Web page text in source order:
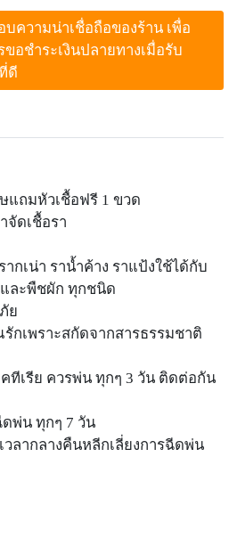
ความน่าเชื่อถือของร้าน เพื่อ
อชำระเงินปลายทางเมื่อรับ
ดี
แถมหัวเชื้อฟรี 1 ขวด
จัดเชื้อรา
กเน่า ราน้ำค้าง ราแป้งใช้ได้กับ
ละพืชผัก ทุกชนิด
ย
เพราะสกัดจากสารธรรมชาติ
ทีเรีย ควรพ่น ทุกๆ 3 วัน ติดต่อกัน
ดพ่น ทุกๆ 7 วัน
ลากลางคืนหลีกเลี่ยงการฉีดพ่น